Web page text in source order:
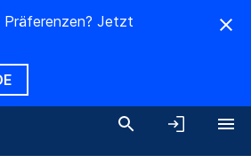
Präferenzen? Jetzt